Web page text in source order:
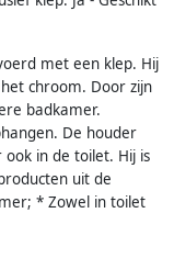
met een klep. Hij
chroom. Door zijn
badkamer.
De houder
in de toilet. Hij is
uit de
* Zowel in toilet